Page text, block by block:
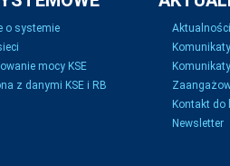
o systemie
mocy KSE
z danymi KSE i RB
Aktualności
Kontakt do
Newsletter